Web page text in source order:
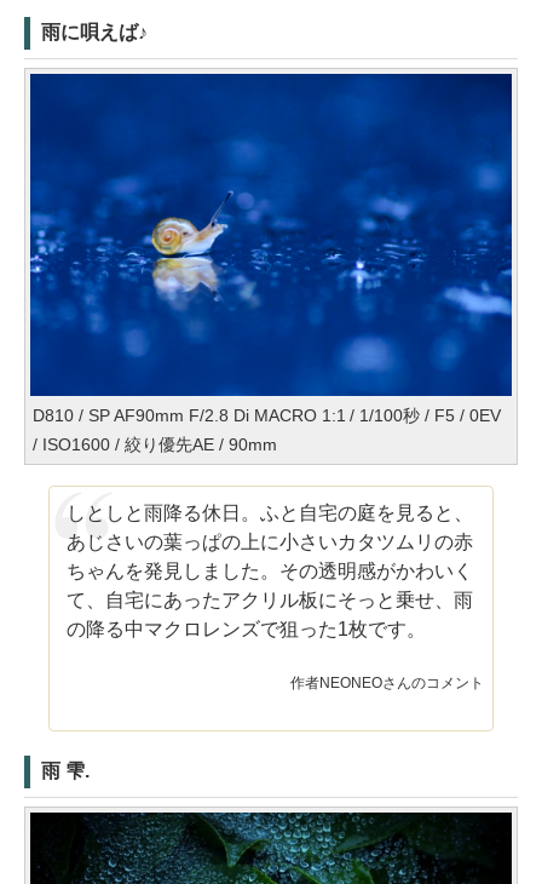
雨に唄えば♪
D810 / SP AF90mm F/2.8 Di MACRO 1:1 / 1/100秒 / F5 / 0EV
/ ISO1600 / 絞り優先AE / 90mm
しとしと雨降る休日。ふと自宅の庭を見ると、
あじさいの葉っぱの上に小さいカタツムリの赤
ちゃんを発見しました。その透明感がかわいく
て、自宅にあったアクリル板にそっと乗せ、雨
の降る中マクロレンズで狙った1枚です。
作者NEONEOさんのコメント
雨 雫.